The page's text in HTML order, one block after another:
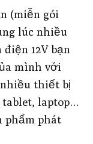
(miễn gói
lúc nhiều
12V bạn
mình với
thiết bị
tablet, laptop…
phẩm phát